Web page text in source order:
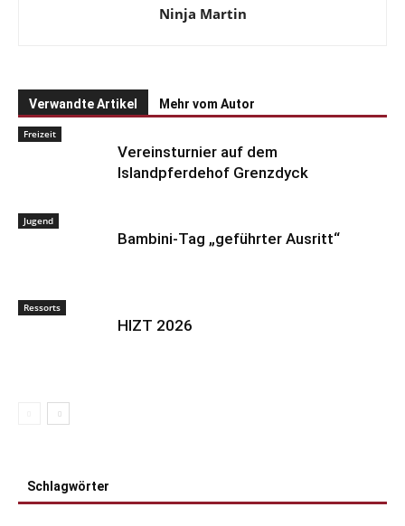
Ninja Martin
Verwandte Artikel Mehr vom Autor
Freizeit
Vereinsturnier auf dem
Islandpferdehof Grenzdyck
Jugend
Bambini-Tag „geführter Ausritt“
Ressorts
HIZT 2026
Schlagwörter